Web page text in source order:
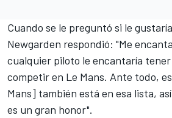
Cuando se le preguntó si le
Newgarden respondió: "Me
cualquier piloto le encantaría
competir en Le Mans. Ante todo,
Mans] también está en esa lista,
es un gran honor".